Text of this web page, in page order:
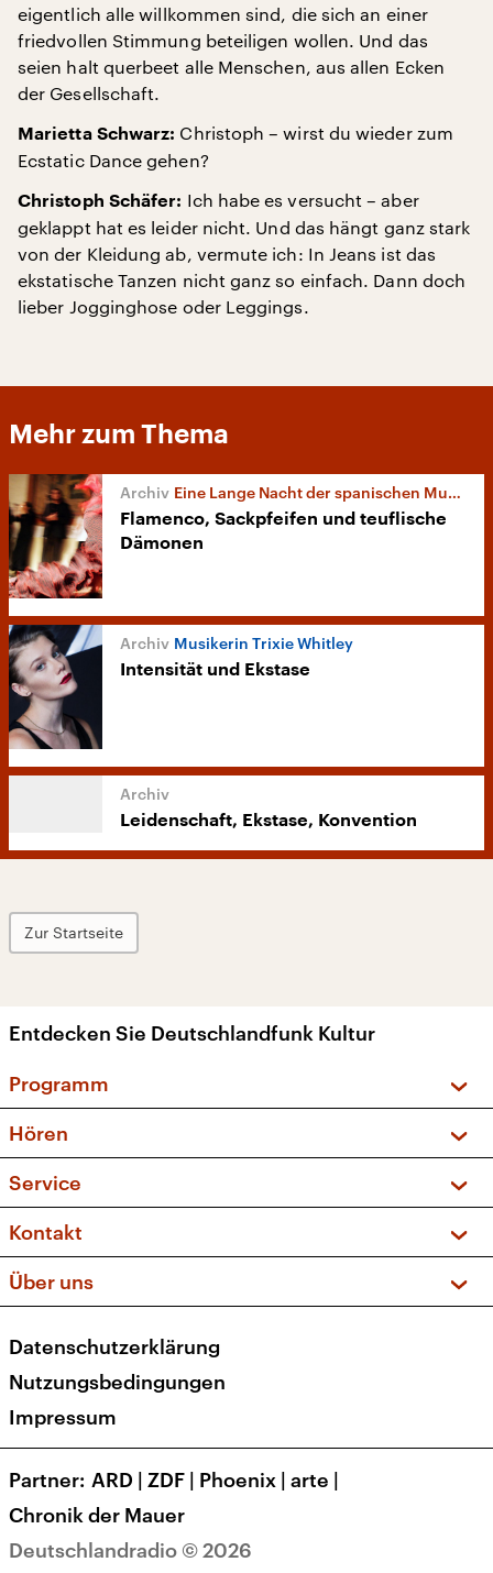
eigentlich alle willkommen sind, die sich an einer
friedvollen Stimmung beteiligen wollen. Und das
seien halt querbeet alle Menschen, aus allen Ecken
der Gesellschaft.
Marietta Schwarz: Christoph – wirst du wieder zum
Ecstatic Dance gehen?
Christoph Schäfer: Ich habe es versucht – aber
geklappt hat es leider nicht. Und das hängt ganz stark
von der Kleidung ab, vermute ich: In Jeans ist das
ekstatische Tanzen nicht ganz so einfach. Dann doch
lieber Jogginghose oder Leggings.
Mehr zum Thema
Eine Lange Nacht der spanischen Musik
Flamenco, Sackpfeifen und teuflische
Dämonen
Musikerin Trixie Whitley
Intensität und Ekstase
Leidenschaft, Ekstase, Konvention
Zur Startseite
Entdecken Sie Deutschlandfunk Kultur
Programm
Sendungen und Podcasts
Musikliste
Kakadu – Das Kinderprogramm
Hören
Frequenzen (UKW + DAB+)
Service
FAQ
Apps
Newsletter
Veranstaltungen
Kontakt
Social Media
Über uns
Presse
Karriere
Transparenz
Deutschlandradio © 2026
Datenschutzerklärung
Nutzungsbedingungen
Impressum
Partner ARD | ZDF | Phoenix | arte |
Chronik der Mauer